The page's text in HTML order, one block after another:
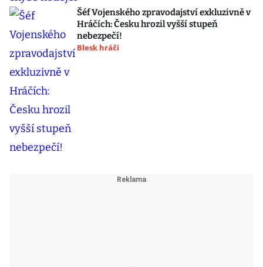
Šéf Vojenského zpravodajství exkluzivně v
Hráčích: Česku hrozil vyšší stupeň
nebezpečí!
Blesk hráči